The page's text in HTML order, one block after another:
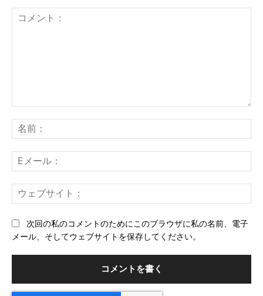
ン
ト：
前
メ
ー
ェ
次回の私のコメントのためにこのブラウザに私の名前、電子
メール、そしてウェブサイトを保存してください。